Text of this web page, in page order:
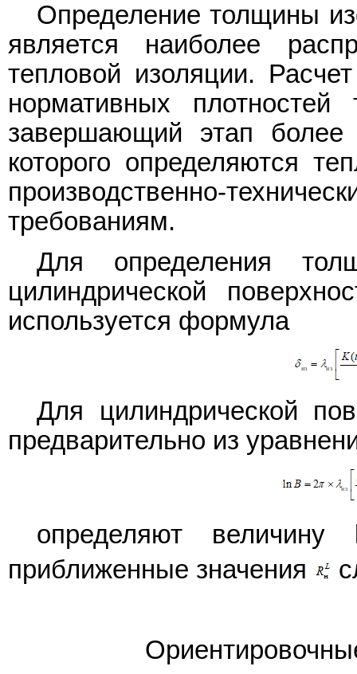
Определение толщины
является наиболее
тепловой изоляции.
нормативных плотностей
завершающий этап более
которого определяются
производственно-
требованиям.
Для определения
цилиндрической
используется формула
Для цилиндрической
предварительно из
определяют
приближенные значения